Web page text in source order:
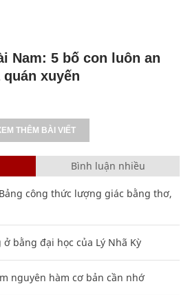
Nam: 5 bố con luôn an
xuyến
THÊM BÀI VIẾT
Bình luận nhiều
công thức lượng giác bằng thơ,
bằng đại học của Lý Nhã Kỳ
nguyên hàm cơ bản cần nhớ